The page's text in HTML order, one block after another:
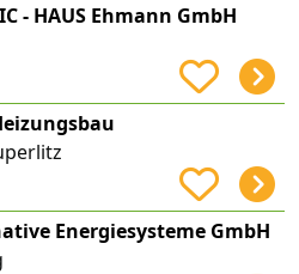
- HAUS Ehmann GmbH
Energiesysteme GmbH